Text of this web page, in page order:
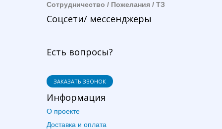
Сотрудничество / Пожелания / ТЗ
Соцсети/ мессенджеры
Есть вопросы?
ЗАКАЗАТЬ ЗВОНОК
Информация
О проекте
Доставка и оплата